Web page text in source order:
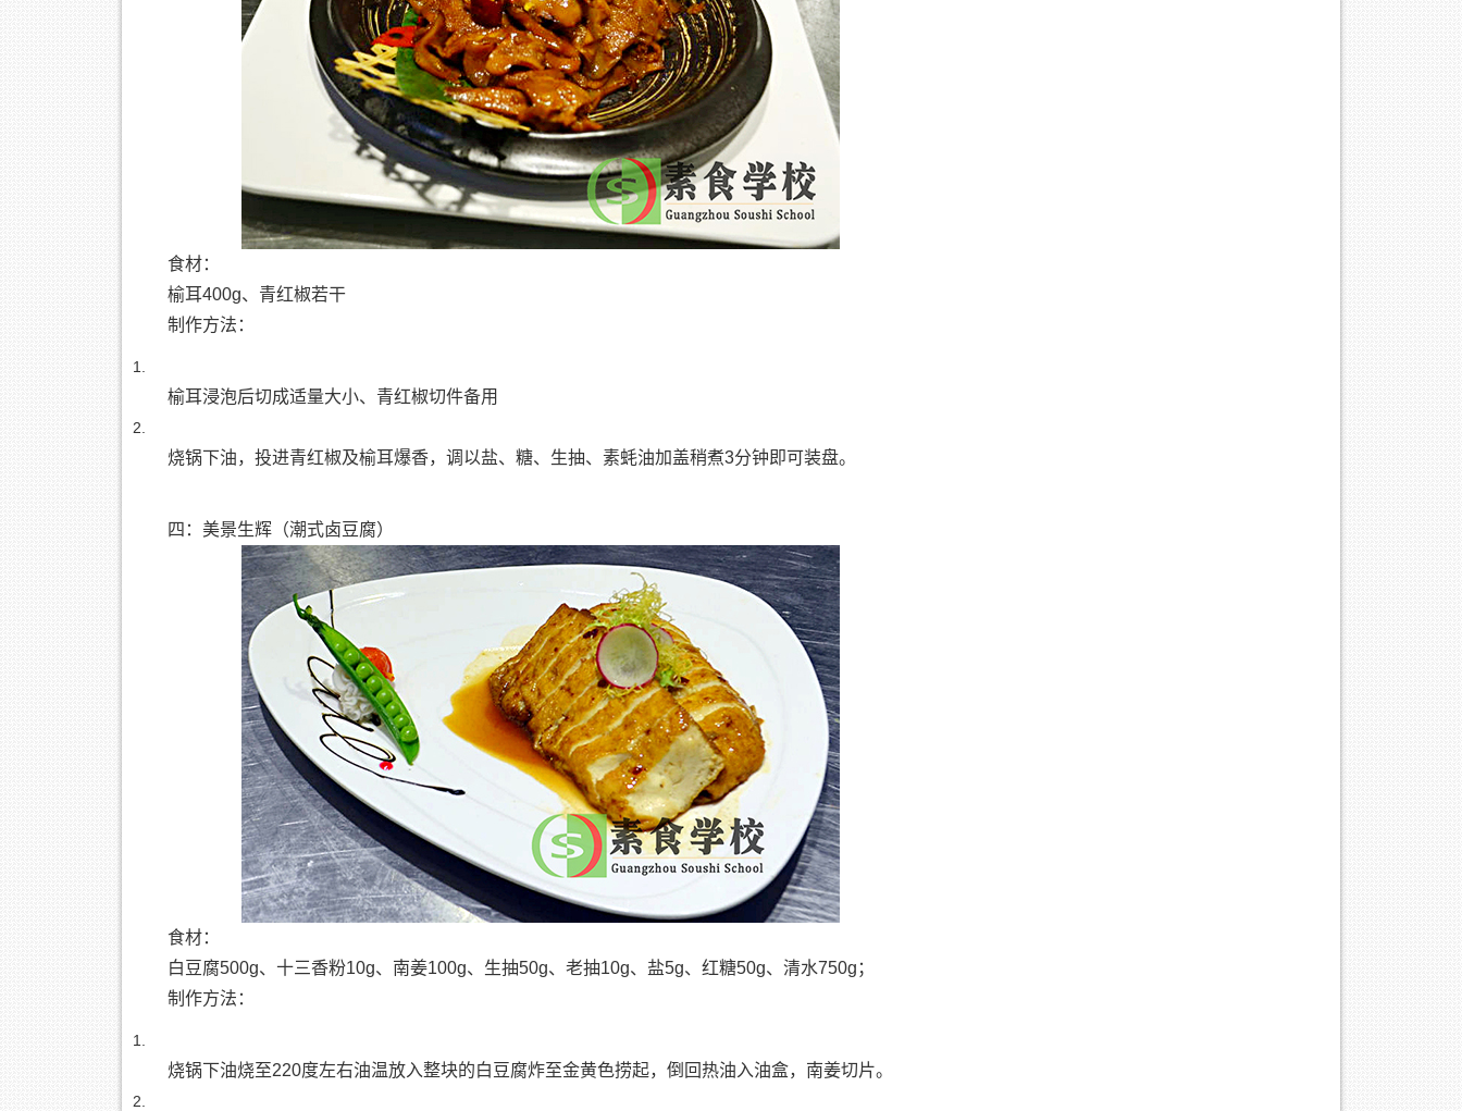
食材：
榆耳400g、青红椒若干
制作方法：
榆耳浸泡后切成适量大小、青红椒切件备用
烧锅下油，投进青红椒及榆耳爆香，调以盐、糖、生抽、素蚝油加盖稍煮3分钟即可装盘。
四：美景生辉（潮式卤豆腐）
食材：
白豆腐500g、十三香粉10g、南姜100g、生抽50g、老抽10g、盐5g、红糖50g、清水750g；
制作方法：
烧锅下油烧至220度左右油温放入整块的白豆腐炸至金黄色捞起，倒回热油入油盒，南姜切片。